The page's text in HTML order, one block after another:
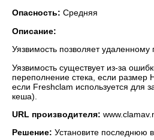
Опасность: Средняя
Описание:
Уязвимость позволяет
Уязвимость существует из-за
переполнение стека, если размер
если Freshclam используется для
кеша).
URL производителя:
Решение: Установите последнюю